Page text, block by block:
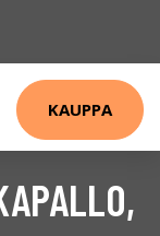
KAUPPA